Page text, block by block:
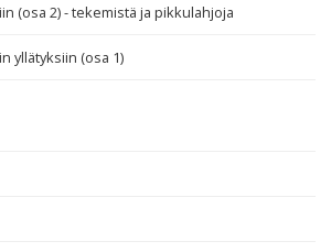
(osa 2) - tekemistä ja pikkulahjoja
yllätyksiin (osa 1)